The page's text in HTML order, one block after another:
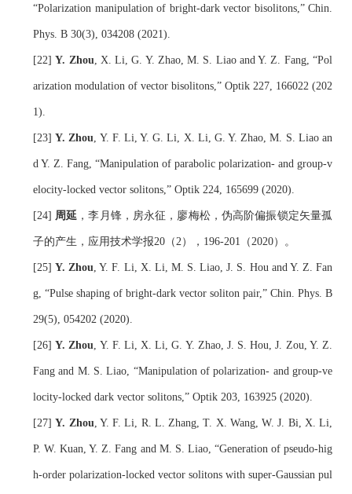
“Polarization manipulation of bright-dark vector bisolitons,” Chin.
Phys. B 30(3), 034208 (2021).
[22] Y. Zhou, X. Li, G. Y. Zhao, M. S. Liao and Y. Z. Fang, “Pol
arization modulation of vector bisolitons,” Optik 227, 166022 (202
1).
[23] Y. Zhou, Y. F. Li, Y. G. Li, X. Li, G. Y. Zhao, M. S. Liao an
d Y. Z. Fang, “Manipulation of parabolic polarization- and group-v
elocity-locked vector solitons,” Optik 224, 165699 (2020).
[24] 周延 ，李月锋，房永征，廖梅松，伪高阶偏振锁定矢量孤
子的产生，应用技术学报20（2），196-201（2020）。
[25] Y. Zhou, Y. F. Li, X. Li, M. S. Liao, J. S. Hou and Y. Z. Fan
g, “Pulse shaping of bright-dark vector soliton pair
29(5), 054202 (2020).
[26] Y. Zhou, Y. F. Li, X. Li, G. Y. Zhao, J. S. Hou, J. Zou, Y. Z.
Fang and M. S. Liao, “Manipulation of polarization- and group-ve
locity-locked dark vector solitons,” Optik 203, 163925 (2020).
[27] Y. Zhou, Y. F. Li, R. L. Zhang, T. X. Wang, W. J. Bi, X. Li,
P. W. Kuan, Y. Z. Fang and M. S. Liao, “Generation of pseudo-hig
h-order polarization-locked vector solitons with super-Gaussian pul